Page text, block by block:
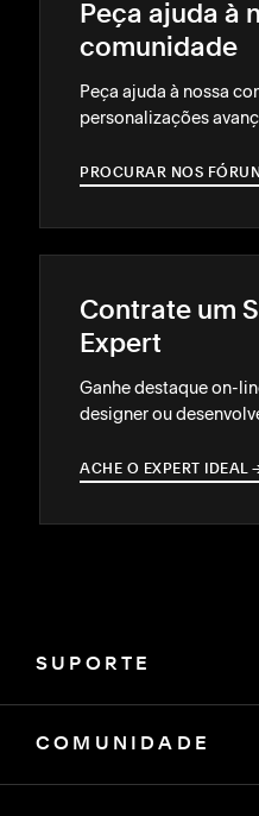
Peça ajuda à
comunidade
Peça ajuda à nossa
personalizações
PROCURAR NOS →
Contrate um
Expert
Ganhe destaque on-
designer ou
ACHE O EXPERT IDEAL
→
SUPORTE
COMUNIDADE